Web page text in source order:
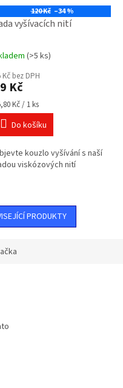
120 Kč –34 %
vyšívacích nití
(>5 ks)
Kč bez DPH
Kč
Kč / 1 ks
Do košíku
kouzlo vyšívání s naší
viskózových nití
PRODUKTY